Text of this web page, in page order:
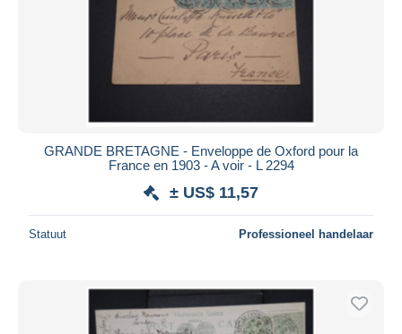
GRANDE BRETAGNE - Enveloppe de Oxford pour la
France en 1903 - A voir - L 2294
± US$ 11,57
Statuut Professioneel handelaar